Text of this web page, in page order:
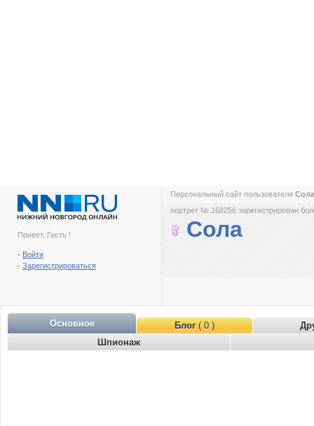
Привет, Гость !
- Войти
- Зарегистрироваться
Персональный сайт пользователя
портрет № 168256 зарегистрирован
Сола
Основное Блог( 0 )
Шпионаж